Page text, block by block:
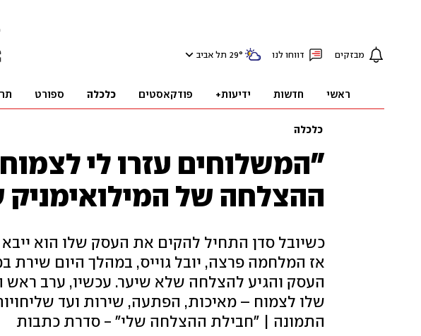
מבזקים דווחו לנו 29° תל אביב
ראשי חדשות ידיעות+ פודקאסטים כלכלה ספורט
כלכלה
"המשלוחים עזרו לי
ההצלחה של
כשיובל סדן התחיל להקים את העסק שלו הוא
אז המלחמה פרצה, יובל גוייס, במהלך היום שירת
העסק והגיע להצלחה שלא שיער. עכשיו, ערב
שלו לצמוח – מאיכות, הפתעה, שירות ועד
התמונה | "חבילת ההצלחה שלי" - סדרת כתבות